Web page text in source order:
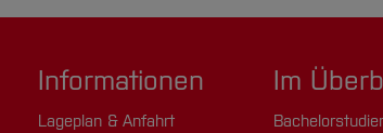
Informationen
Lageplan & Anfahrt
Im